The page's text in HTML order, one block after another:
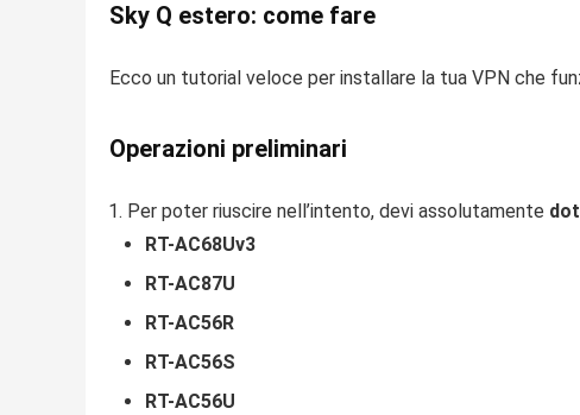
Sky Q estero: come fare
Ecco un tutorial veloce per installare la tua VPN che
Operazioni preliminari
Per poter riuscire nell’intento, devi assolutamente
RT-AC68Uv3
RT-AC87U
RT-AC56R
RT-AC56S
RT-AC56U